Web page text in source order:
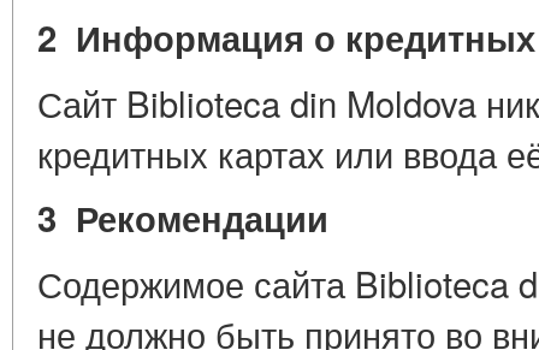
2 Информация о кредитных
Сайт Biblioteca din Moldova
кредитных картах или ввода
3 Рекомендации
Содержимое сайта Biblioteca
не должно быть принято во